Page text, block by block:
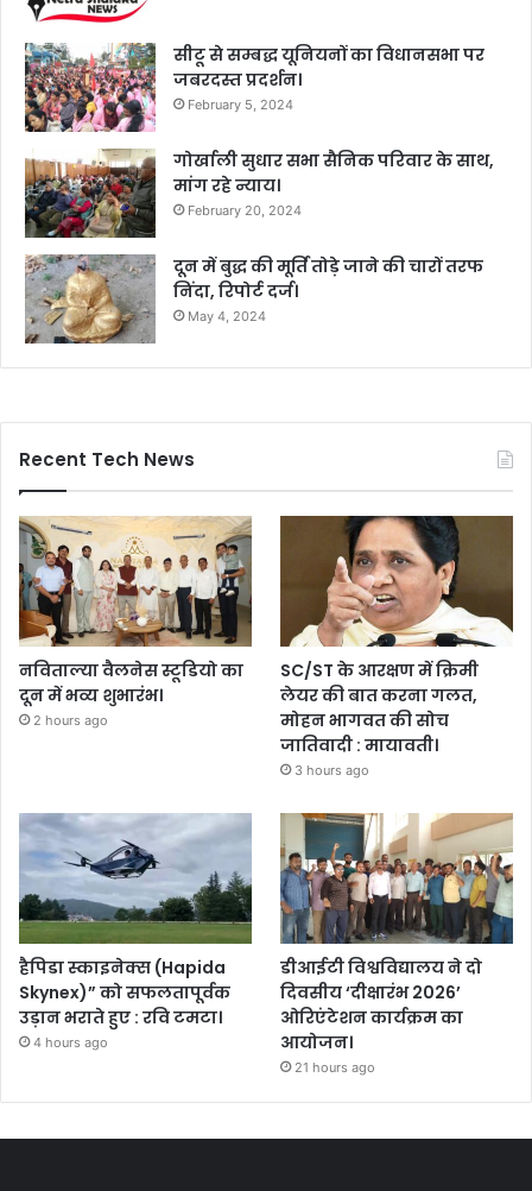
सीटू से सम्बद्ध यूनियनों का विधानसभा पर
जबरदस्त प्रदर्शन।
February 5, 2024
गोर्खाली सुधार सभा सैनिक परिवार के साथ,
मांग रहे न्याय।
February 20, 2024
दून में बुद्ध की मूर्ति तोड़े जाने की चारों तरफ
निंदा, रिपोर्ट दर्ज।
May 4, 2024
Recent Tech News
नविताल्या वैलनेस स्टूडियो का
दून में भव्य शुभारंभ।
2 hours ago
SC/ST के आरक्षण में क्रिमी
लेयर की बात करना गलत,
मोहन भागवत की सोच
जातिवादी : मायावती।
3 hours ago
हैपिडा स्काइनेक्स (Hapida
Skynex)” को सफलतापूर्वक
उड़ान भराते हुए : रवि टमटा।
4 hours ago
डीआईटी विश्वविद्यालय ने दो
दिवसीय ‘दीक्षारंभ 2026’
ओरिएंटेशन कार्यक्रम का
आयोजन।
21 hours ago